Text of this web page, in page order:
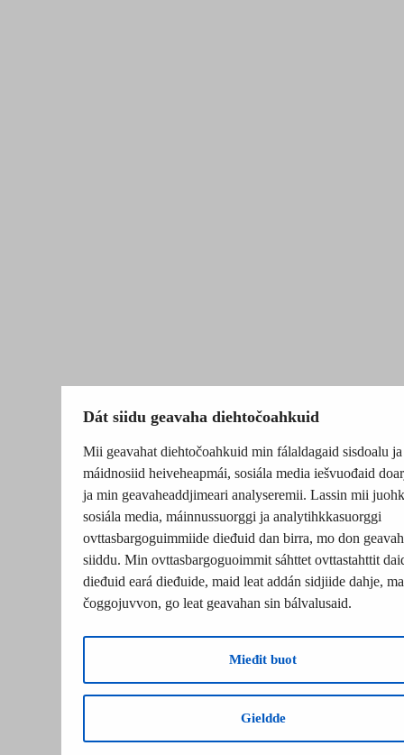
Dát siidu geavaha diehtočoahkuid
Mii geavahat diehtočoahkuid min fálaldagaid sisdoalu ja
máidnosiid heiveheapmái, sosiála media iešvuođaid
ja min geavaheaddjimeari analyseremii. Lassin mii
sosiála media, máinnussuorggi ja analytihkkasuorggi
ovttasbargoguimmiide dieđuid dan birra, mo don
siiddu. Min ovttasbargoguoimmit sáhttet ovttastahttit
dieđuid eará dieđuide, maid leat addán sidjiide dahje,
čoggojuvvon, go leat geavahan sin bálvalusaid.
Mieđit buot
Gieldde